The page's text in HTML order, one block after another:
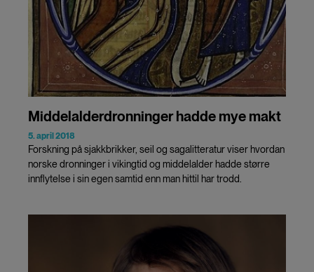
Middelalderdronninger hadde mye makt
5. april 2018
Forskning på sjakkbrikker, seil og sagalitteratur viser hvordan
norske dronninger i vikingtid og middelalder hadde større
innflytelse i sin egen samtid enn man hittil har trodd.